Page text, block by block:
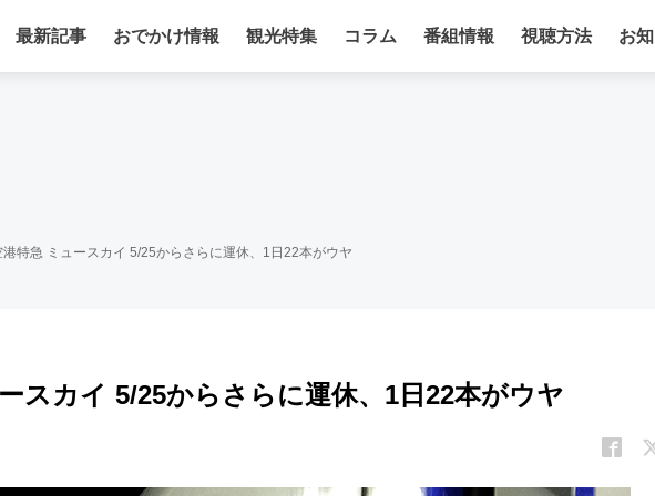
最新記事 おでかけ情報 観光特集 コラム 番組情報 視聴方法 お
港特急 ミュースカイ 5/25からさらに運休、1日22本がウヤ
スカイ 5/25からさらに運休、1日22本がウヤ